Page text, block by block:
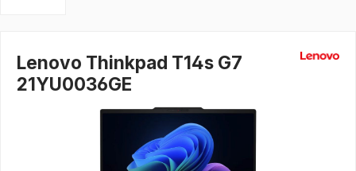
Lenovo Thinkpad T14s G7
21YU0036GE
Bildergalerie überspringen